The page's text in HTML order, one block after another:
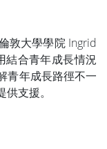
敦大學學院 Ingrid
結合青年成長情況
青年成長路徑不一
支援。